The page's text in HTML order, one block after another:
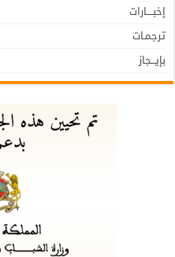
إخبــــارات
ترجمـات
بإيـــجاز